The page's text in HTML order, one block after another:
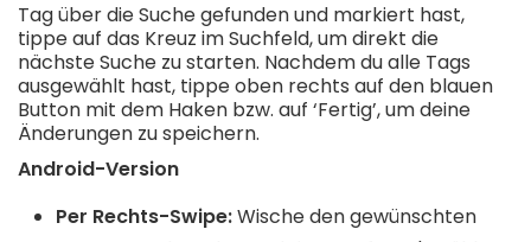
Tag über die Suche gefunden und markiert hast,
tippe auf das Kreuz im Suchfeld, um direkt die
nächste Suche zu starten. Nachdem du alle Tags
ausgewählt hast, tippe oben rechts auf den blauen
Button mit dem Haken bzw. auf ‘Fertig’, um deine
Änderungen zu speichern.
Android-Version
Per Rechts-Swipe:Wische den gewünschten